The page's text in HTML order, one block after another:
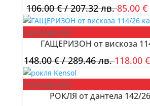
106.00€/ 207.32 лв.85.00€
Разпродажба!
ГАЩЕРИЗОН от вискоза
148.00€/ 289.46 лв.118.00€
Разпродажба!
РОКЛЯ от дантела 142/